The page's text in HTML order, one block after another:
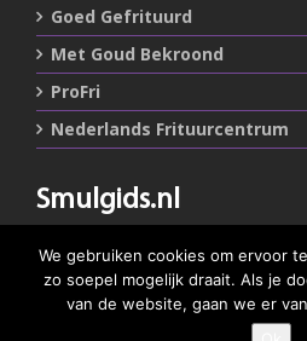
Goed Gefrituurd
Met Goud Bekroond
ProFri
Nederlands Frituurcentrum
Smulgids.nl
Blaarthemseweg 72
5502 JW Veldhoven
We gebruiken cookies om ervoor
zo soepel mogelijk draait. Als je
van de website, gaan we er